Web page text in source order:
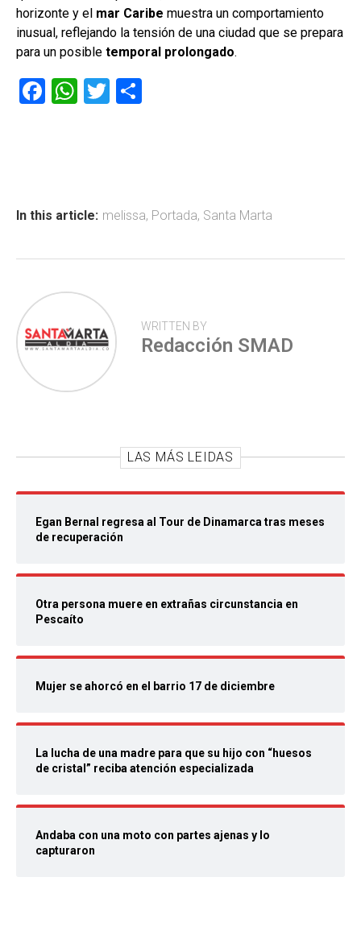
horizonte y el mar Caribe muestra un comportamiento
inusual, reflejando la tensión de una ciudad que se prepara
para un posible temporal prolongado.
F
ok
W
p
T
tir
In this article: melissa, Portada, Santa Marta
WRITTEN BY
Redacción SMAD
LAS MÁS LEIDAS
Egan Bernal regresa al Tour de Dinamarca tras meses
de recuperación
Otra persona muere en extrañas circunstancia en
Pescaíto
Mujer se ahorcó en el barrio 17 de diciembre
La lucha de una madre para que su hijo con “huesos
de cristal” reciba atención especializada
Andaba con una moto con partes ajenas y lo
capturaron